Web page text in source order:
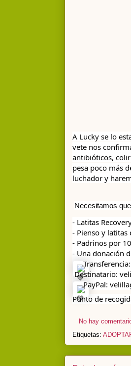
A Lucky se lo
vete nos
antibióticos,
pesa poco más
Necesitamos
- Latitas
- Pienso y latitas
- Padrinos por
- Una donación
Destinatario:
PayPal:
Punto de
No hay
Etiquetas: